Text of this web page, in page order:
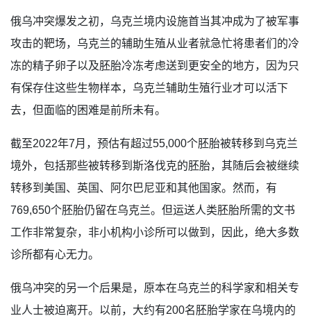
俄乌冲突爆发之初，乌克兰境内设施首当其冲成为了被军事
攻击的靶场，乌克兰的辅助生殖从业者就急忙将患者们的冷
冻的精子卵子以及胚胎冷冻考虑送到更安全的地方，因为只
有保存住这些生物样本，乌克兰辅助生殖行业才可以活下
去，但面临的困难是前所未有。
截至2022年7月，预估有超过55,000个胚胎被转移到乌克兰
境外，包括那些被转移到斯洛伐克的胚胎，其随后会被继续
转移到美国、英国、阿尔巴尼亚和其他国家。然而，有
769,650个胚胎仍留在乌克兰。但运送人类胚胎所需的文书
工作非常复杂，非小机构小诊所可以做到，因此，绝大多数
诊所都有心无力。
俄乌冲突的另一个后果是，原本在乌克兰的科学家和相关专
业人士被迫离开。以前，大约有200名胚胎学家在乌境内的